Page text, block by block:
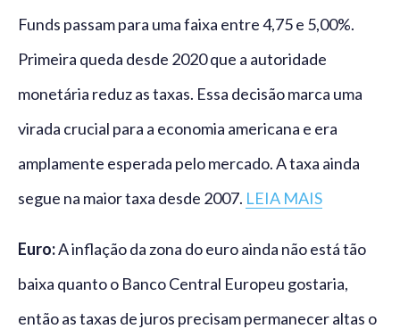
Funds passam para uma faixa entre 4,75 e 5,00%.
Primeira queda desde 2020 que a autoridade
monetária reduz as taxas. Essa decisão marca uma
virada crucial para a economia americana e era
amplamente esperada pelo mercado. A taxa ainda
segue na maior taxa desde 2007. LEIA MAIS
Euro:A inflação da zona do euro ainda não está tão
baixa quanto o Banco Central Europeu gostaria,
então as taxas de juros precisam permanecer altas o